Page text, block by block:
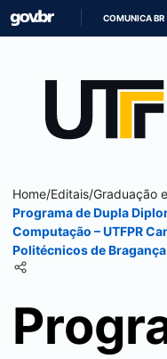
COMUNICA BR
Home/Editais/Graduação
Programa de Dupla
Computação – UTFPR
Politécnicos de